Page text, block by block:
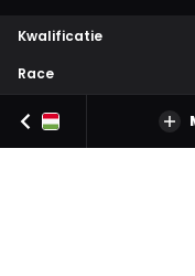
Kwalificatie
Race